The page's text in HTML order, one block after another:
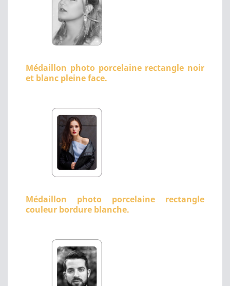
Médaillon photo porcelaine rectangle noir
et blanc pleine face.
Médaillon photo porcelaine rectangle
couleur bordure blanche.